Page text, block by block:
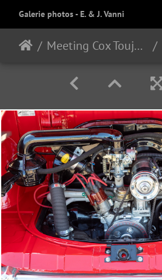
Galerie photos - E. & J. Vanni
Meeting Cox Toujours 2024